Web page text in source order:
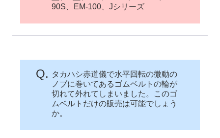
90S、EM-100、Jシリーズ
Q. タカハシ赤道儀で水平回転の微動の
ノブに巻いてあるゴムベルトの輪が
切れて外れてしまいました。このゴ
ムベルトだけの販売は可能でしょう
か。